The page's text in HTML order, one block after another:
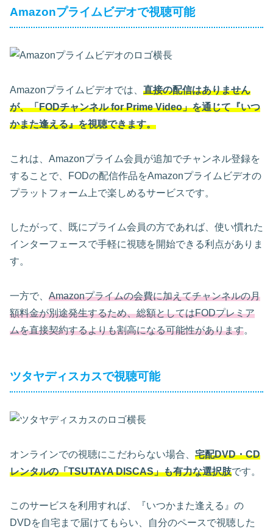
Amazonプライムビデオで視聴可能
Amazonプライムビデオでは、 直接の配信はありません
が、「FODチャンネル for Prime Video」を通じて『いつ
かまた逢える』を視聴できます。
これは、Amazonプライム会員が追加でチャンネル登録を
することで、FODの配信作品をAmazonプライムビデオの
プラットフォーム上で楽しめるサービスです。
したがって、既にプライム会員の方であれば、使い慣れた
インターフェースで手軽に視聴を開始できる利点がありま
す。
一方で、 Amazonプライムの会費に加えてチャンネルの月
額料金が別途発生するため、総額としてはFODプレミア
ムを直接契約するよりも割高になる可能性があります。
ツタヤディスカスで視聴可能
オンラインでの視聴にこだわらない場合、 宅配DVD・CD
レンタルの「TSUTAYA DISCAS」も有力な選択肢です。
このサービスを利用すれば、『いつかまた逢える』の
DVDを自宅まで届けてもらい、自分のペースで視聴した